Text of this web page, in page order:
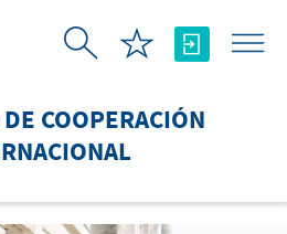
COOPERACIÓN